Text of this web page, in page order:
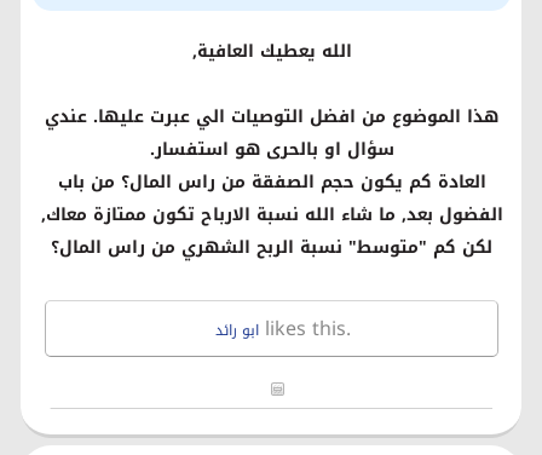
الله يعطيك العافية,
هذا الموضوع من افضل التوصيات الي عبرت عليها. عندي
سؤال او بالحرى هو استفسار.
العادة كم يكون حجم الصفقة من راس المال؟ من باب
الفضول بعد, ما شاء الله نسبة الارباح تكون ممتازة معاك,
لكن كم "متوسط" نسبة الربح الشهري من راس المال؟
ابو رائدlikes this.